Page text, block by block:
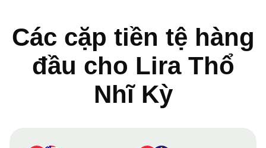
Các cặp tiền tệ hàng
đầu cho Lira Thổ
Nhĩ Kỳ